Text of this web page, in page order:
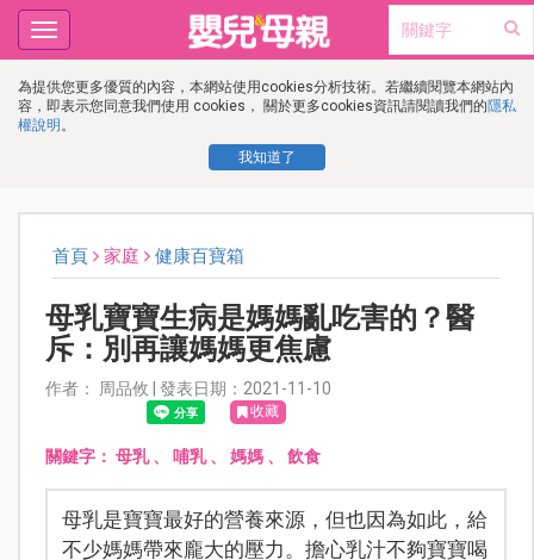
為提供您更多優質的內容，本網站使用cookies分析技術。若繼續閱覽本網站內
容，即表示您同意我們使用 cookies， 關於更多cookies資訊請閱讀我們的隱私
權說明 。
我知道了
Toggle
navigation
首頁 家庭 健康百寶箱
母乳寶寶生病是媽媽亂吃害的？醫
斥：別再讓媽媽更焦慮
作者： 周品攸 | 發表日期：2021-11-10
收藏
關鍵字： 母乳、 哺乳、 媽媽、 飲食
母乳是寶寶最好的營養來源，但也因為如此，給
不少媽媽帶來龐大的壓力。擔心乳汁不夠寶寶喝